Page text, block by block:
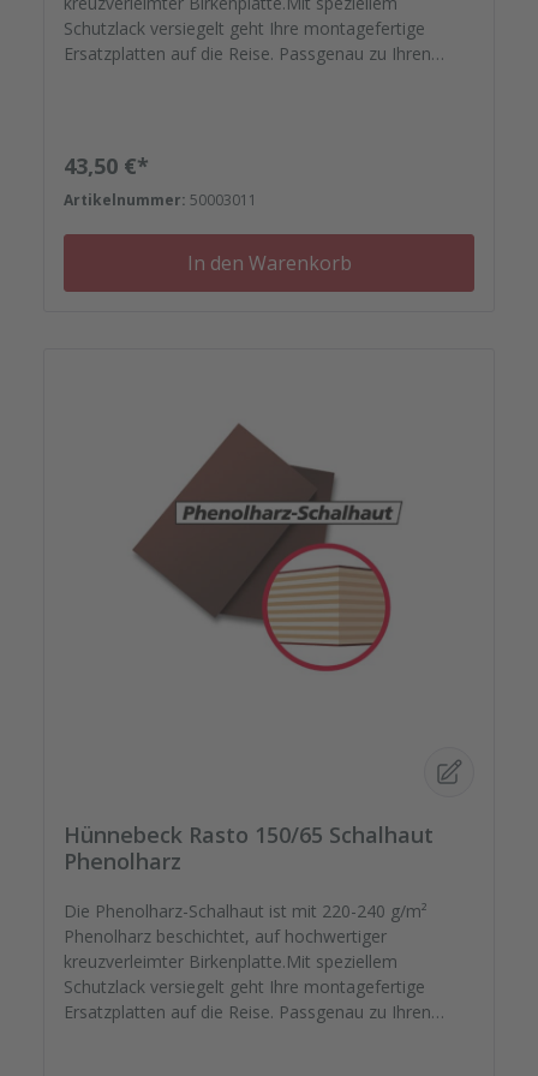
Schutzlack versiegelt geht Ihre montagefertige
Ersatzplatten auf die Reise. Passgenau zu Ihren
Nieten, Schrauben, Kunststoffeinsätzen bis zu
Reparaturplättchen.
Regulärer Preis:
43,50 €*
Artikelnummer: 50003011
In den Warenkorb
Hünnebeck Rasto 150/65 Schalhaut
Phenolharz
Die Phenolharz-Schalhaut ist mit 220-240 g/m²
Phenolharz beschichtet, auf hochwertiger
kreuzverleimter Birkenplatte.Mit speziellem
Schutzlack versiegelt geht Ihre montagefertige
Ersatzplatten auf die Reise. Passgenau zu Ihren